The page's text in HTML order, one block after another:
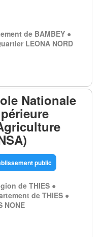
de BAMBEY ●
LEONA NORD
Nationale
public
de THIES ●
de THIES ●
NONE